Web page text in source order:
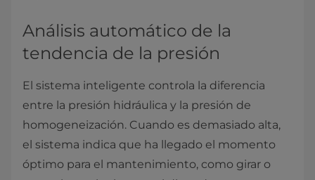
Análisis automático de la
tendencia de la presión
El sistema inteligente controla la diferencia
entre la presión hidráulica y la presión de
homogeneización. Cuando es demasiado alta,
el sistema indica que ha llegado el momento
óptimo para el mantenimiento, como girar o